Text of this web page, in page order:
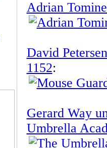
Adrian
David
1152:
Gerard Way
Umbrella